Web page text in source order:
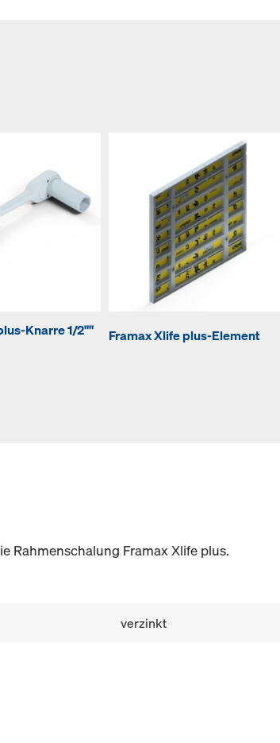
Knarre 1/2""
Framax Xlife plus-Element
Rahmenschalung Framax Xlife plus.
verzinkt